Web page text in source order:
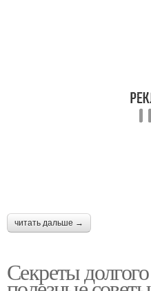
читать дальше →
Секреты